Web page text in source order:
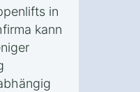
in
kann